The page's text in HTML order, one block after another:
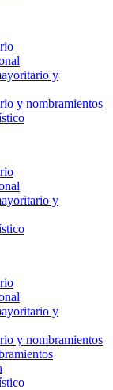
y
y nombramientos
y
y
y nombramientos